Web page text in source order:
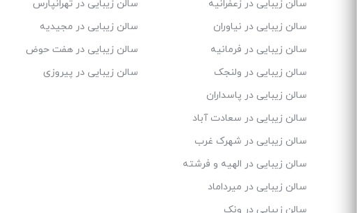
سالن زیبایی در زعفرانیه
سالن زیبایی در نیاوران
سالن زیبایی در فرمانیه
سالن زیبایی در ولنجک
سالن زیبایی در پاسداران
سالن زیبایی در سعادت آباد
سالن زیبایی در شهرک غرب
سالن زیبایی در الهیه و فرشته
سالن زیبایی در میرداماد
سالن زیبایی در ونک
سالن زیبایی در تهرانپارس
سالن زیبایی در مجیدیه
سالن زیبایی در هفت حوض
سالن زیبایی در پیروزی